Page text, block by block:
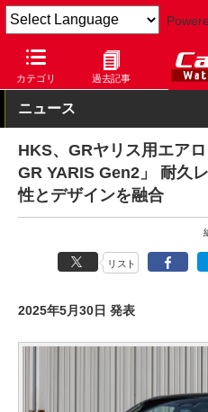
カテゴリ 過去記事
Car Watch 自動車 トヨタ
ニュース
HKS、GRヤリス用エア
GR YARIS Gen2」 耐久
性とデザインを融合
リスト
2025年5月30日 発表